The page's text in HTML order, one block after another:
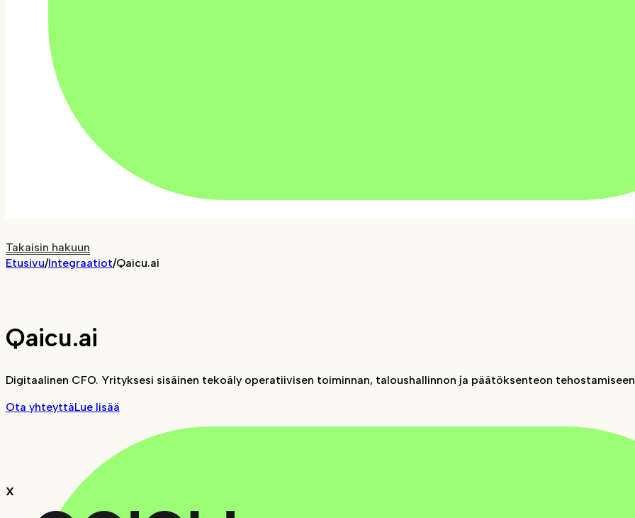
Takaisin hakuun
Etusivu/Integraatiot/Qaicu.ai
Qaicu.ai
Digitaalinen CFO. Yrityksesi sisäinen tekoäly operatiivisen toiminnan, taloushallinnon ja päätöksenteon
Ota yhteyttäLue lisää
X